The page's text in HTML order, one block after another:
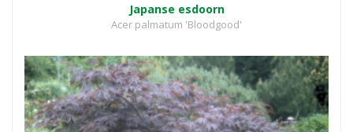
Japanse esdoorn
Acer palmatum 'Bloodgood'